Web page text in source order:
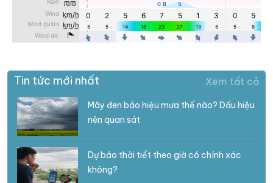
Tin tức mới nhất Xem tất cả
Mây đen báo hiệu mưa thế nào? Dấu hiệu
nên quan sát
Dự báo thời tiết theo giờ có chính xác
không?